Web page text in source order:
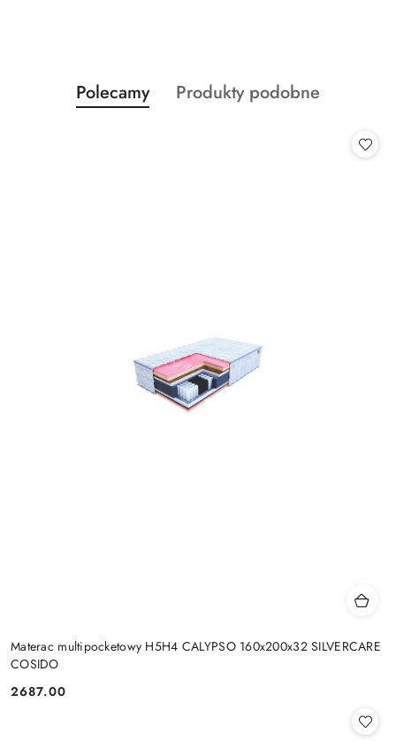
Pomiń karuzelę produktów
Produkty
o
Polecamy
Produkty
Produkty podobne
Materac multipocketowy H5H4 CALYPSO 160x200x32 SILVERCARE
COSIDO
Cena:
2687.00